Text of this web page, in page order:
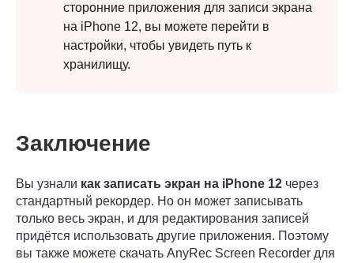
сторонние приложения для записи экрана
на iPhone 12, вы можете перейти в
настройки, чтобы увидеть путь к
хранилищу.
Заключение
Вы узнали как записать экран на iPhone 12 через
стандартный рекордер. Но он может записывать
только весь экран, и для редактирования записей
придётся использовать другие приложения. Поэтому
вы также можете скачать AnyRec Screen Recorder для